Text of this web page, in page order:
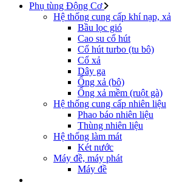
Phụ tùng Động Cơ
Hệ thống cung cấp khí nạp, xả
Bầu lọc gió
Cao su cổ hút
Cổ hút turbo (tu bô)
Cổ xả
Dây ga
Ống xả (bô)
Ống xả mềm (ruột gà)
Hệ thống cung cấp nhiên liệu
Phao báo nhiên liệu
Thùng nhiên liệu
Hệ thống làm mát
Két nước
Máy đề, máy phát
Máy đề